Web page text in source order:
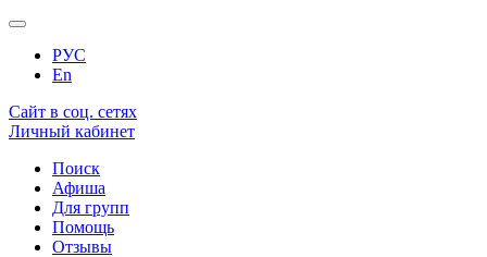
РУС
En
Сайт в соц. сетях
Личный кабинет
Поиск
Афиша
Для групп
Помощь
Отзывы